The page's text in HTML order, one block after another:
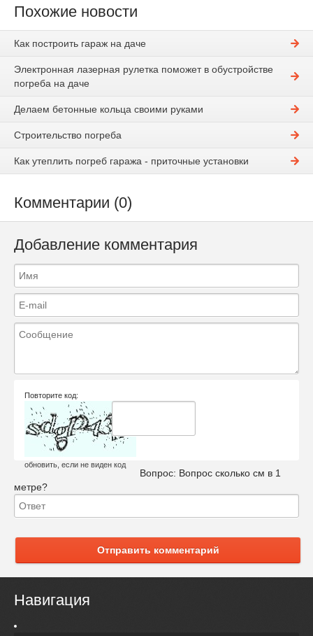
Похожие новости
Как построить гараж на даче
Электронная лазерная рулетка поможет в обустройстве
погреба на даче
Делаем бетонные кольца своими руками
Строительство погреба
Как утеплить погреб гаража - приточные установки
Комментарии (0)
Добавление комментария
Повторите код:
обновить, если не виден код
Вопрос: Вопрос сколько см в 1
метре?
Отправить комментарий
Навигация